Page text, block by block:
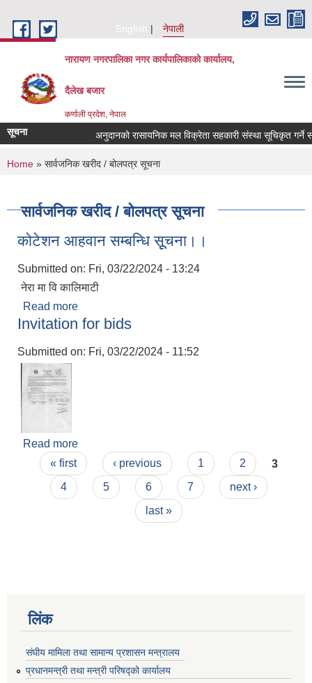
English
नेपाली
नारायण नगरपालिका नगर कार्यपालिकाको कार्यालय,
दैलेख बजार
कर्णाली प्रदेश, नेपाल
सूचना अनुदानको रासायनिक मल विक्रेता सहकारी संस्था सूचिकृत गर्ने
You are here
Home » सार्वजनिक खरीद / बोलपत्र सूचना
सार्वजनिक खरीद / बोलपत्र सूचना
कोटेशन आहवान सम्बन्धि सूूचना।।
Submitted on: Fri, 03/22/2024 - 13:24
नेरा मा वि कालिमाटी
Read more
Invitation for bids
Submitted on: Fri, 03/22/2024 - 11:52
Read more
Pages
« first ‹ previous 1 2
3
4
5 6 7
next ›
last »
लिंक
संघीय मामिला तथा सामान्य प्रशासन मन्त्रालय
प्रधानमन्त्री तथा मन्त्री परिषद्को कार्यालय